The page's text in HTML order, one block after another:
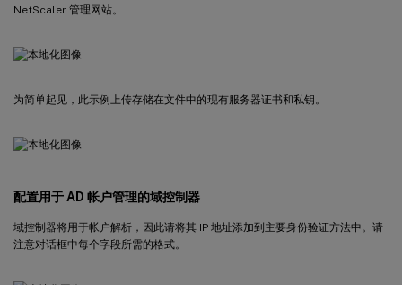
NetScaler 管理网站。
为简单起见，此示例上传存储在文件中的现有服务器证书和私钥。
配置用于 AD 帐户管理的域控制器
域控制器将用于帐户解析，因此请将其 IP 地址添加到主要身份验证方法中。请
注意对话框中每个字段所需的格式。